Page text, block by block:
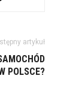
artykuł
POLSCE?